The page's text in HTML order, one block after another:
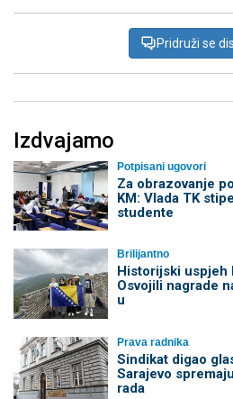
Pridruži se
Izdvajamo
Potpisani ugovori
Za obrazovanje
KM: Vlada TK
studente
Brilijantno
Historijski uspjeh
Osvojili nagrade
u
Prava radnika
Sindikat digao
Sarajevo
rada